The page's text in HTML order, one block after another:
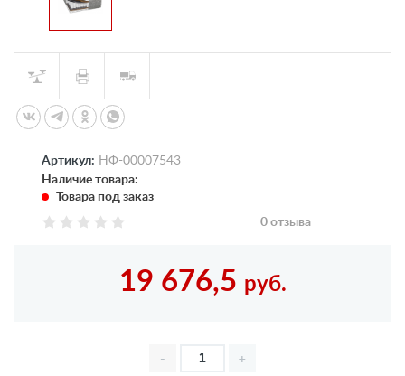
Артикул: НФ-00007543
Наличие товара:
Товара под заказ
0 отзыва
19 676,5 руб.